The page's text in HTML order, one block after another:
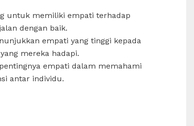
untuk memiliki empati terhadap
dengan baik.
empati yang tinggi kepada
mereka hadapi.
empati dalam memahami
antar individu.